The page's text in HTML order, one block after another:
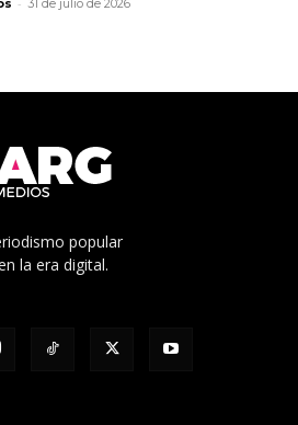
31 de julio de 2026
popular
la era digital.